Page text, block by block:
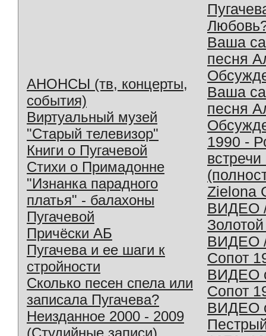
АНОНСЫ (тв, концерты,
события)
Виртуальный музей
"Старый телевизор"
Книги о Пугачевой
Стихи о Примадонне
"Изнанка парадного
платья" - балахоны
Пугачевой
Причёски АБ
Пугачева и ее шаги к
стройности
Сколько песен спела или
записала Пугачева?
Неизданное 2000 - 2009
(Студийные записи)
Ваша
песня
Ваша
песня
1990 -
Zielona
ВИДЕО
ВИДЕО
Сопот
ВИДЕО
Сопот
ВИДЕО